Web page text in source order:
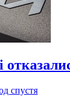
спустя